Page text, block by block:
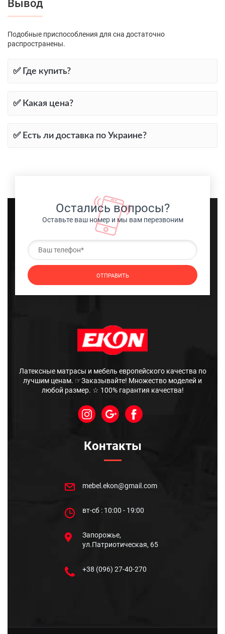
Вывод
Подобные приспособления для сна достаточно
распространены.
✅ Где купить?
✅ Какая цена?
✅ Есть ли доставка по Украине?
Остались вопросы?
Оставьте ваш номер и мы вам перезвоним
Латексные матрасы и мебель европейского качества по
лучшим ценам. ☞Заказывайте! Множество моделей и
любой размер. ☆ 100% гарантия качества!
Контакты
mebel.ekon@gmail.com
вт-сб : 10:00 - 19:00
Запорожье,
ул.Патриотическая, 65
+38 (096) 27-40-270